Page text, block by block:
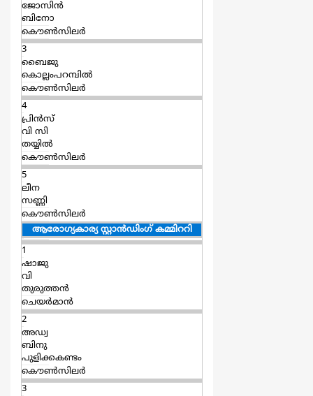
ജോസിൻ
ബിനോ
കൌൺസിലർ
3
ബൈജു
കൊല്ലംപറമ്പില്‍
കൌൺസിലർ
4
പ്രിന്‍സ്
വി സി
തയ്യില്‍
കൌൺസിലർ
5
ലീന
സണ്ണി
കൌൺസിലർ
ആരോഗ്യകാര്യ സ്റ്റാന്‍ഡിംഗ് കമ്മിററി
1
ഷാജു
വി
തുരുത്തൻ
ചെയര്‍മാന്‍
2
അഡ്വ
ബിനു
പുളിക്കകണ്ടം
കൌൺസിലർ
3